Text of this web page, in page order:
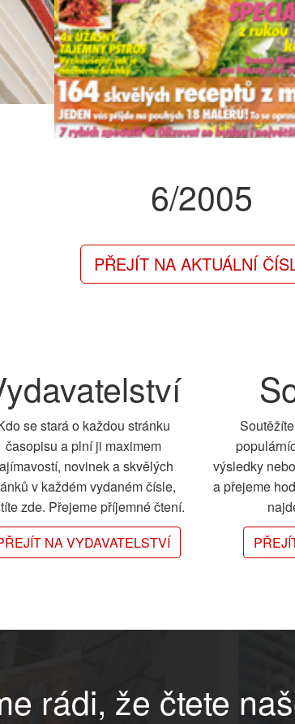
6/2005
PŘEJÍT NA AKTUÁLNÍ
se stará o každou stránku
časopisu a plní ji maximem
novinek a skvělých
v každém vydaném čísle,
zde. Přejeme příjemné čtení.
NA VYDAVATELSTVÍ
výsledky
a přejeme
rádi, že čtete